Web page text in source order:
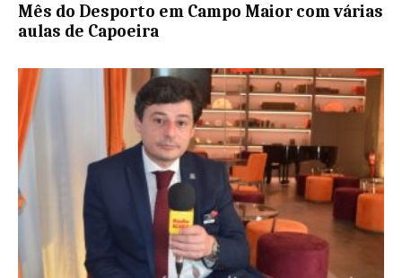
Mês do Desporto em Campo Maior com várias
aulas de Capoeira